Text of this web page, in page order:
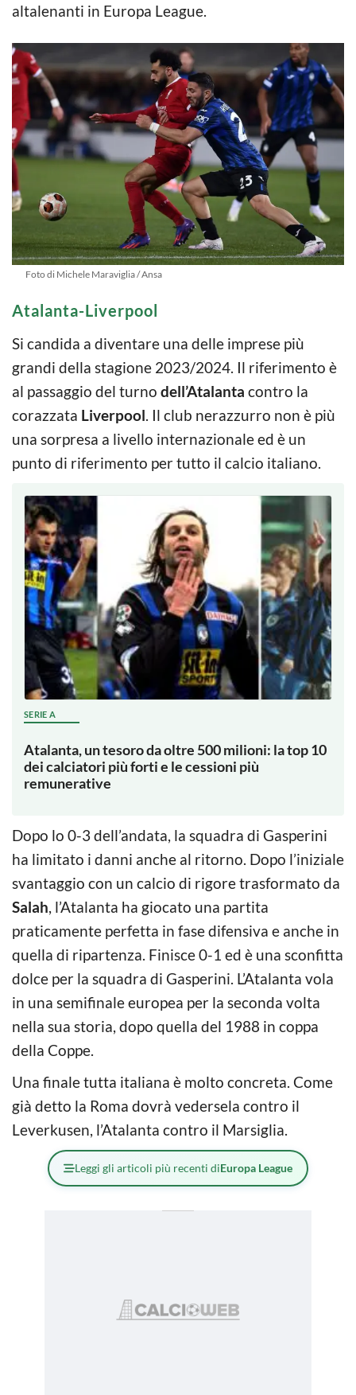
altalenanti in Europa League.
Foto di Michele Maraviglia / Ansa
Atalanta-Liverpool
Si candida a diventare una delle imprese più
grandi della stagione 2023/2024. Il riferimento è
al passaggio del turno dell’Atalanta contro la
corazzata Liverpool. Il club nerazzurro non è più
una sorpresa a livello internazionale ed è un
punto di riferimento per tutto il calcio italiano.
SERIE A
Atalanta, un tesoro da oltre 500 milioni: la top 10
dei calciatori più forti e le cessioni più
remunerative
Dopo lo 0-3 dell’andata, la squadra di Gasperini
ha limitato i danni anche al ritorno. Dopo l’iniziale
svantaggio con un calcio di rigore trasformato da
Salah, l’Atalanta ha giocato una partita
praticamente perfetta in fase difensiva e anche in
quella di ripartenza. Finisce 0-1 ed è una sconfitta
dolce per la squadra di Gasperini. L’Atalanta vola
in una semifinale europea per la seconda volta
nella sua storia, dopo quella del 1988 in coppa
della Coppe.
Una finale tutta italiana è molto concreta. Come
già detto la Roma dovrà vedersela contro il
Leverkusen, l’Atalanta contro il Marsiglia.
Leggi gli articoli più recenti diEuropa League